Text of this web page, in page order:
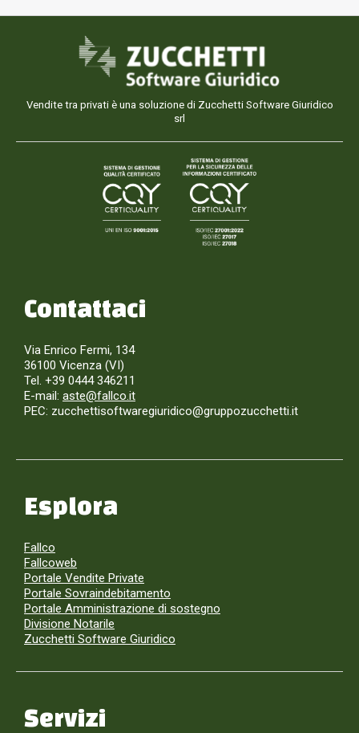
Vendite tra privati è una soluzione di Zucchetti Software Giuridico
srl
Contattaci
Via Enrico Fermi, 134
36100 Vicenza (VI)
Tel. +39 0444 346211
E-mail: aste@fallco.it
PEC: zucchettisoftwaregiuridico@gruppozucchetti.it
Esplora
Fallco
Fallcoweb
Portale Vendite Private
Portale Sovraindebitamento
Portale Amministrazione di sostegno
Divisione Notarile
Zucchetti Software Giuridico
Servizi